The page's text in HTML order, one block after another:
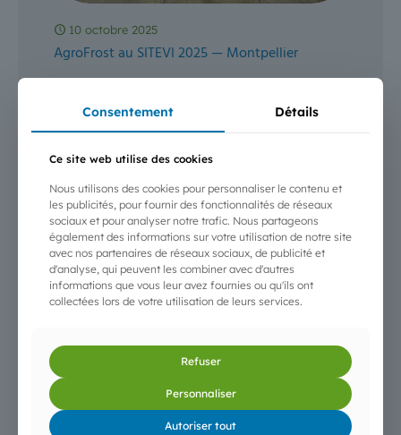
10 octobre 2025
AgroFrost au SITEVI 2025 — Montpellier
oléicoles, fruits & légumes et cultures spécialisées —
du 3 au 5[…]
Consentement Détails
Ce site web utilise des cookies
Nous utilisons des cookies pour personnaliser le contenu et
les publicités, pour fournir des fonctionnalités de réseaux
sociaux et pour analyser notre trafic. Nous partageons
également des informations sur votre utilisation de notre site
avec nos partenaires de réseaux sociaux, de publicité et
d'analyse, qui peuvent les combiner avec d'autres
informations que vous leur avez fournies ou qu'ils ont
collectées lors de votre utilisation de leurs services.
Refuser
Personnaliser
Autoriser tout